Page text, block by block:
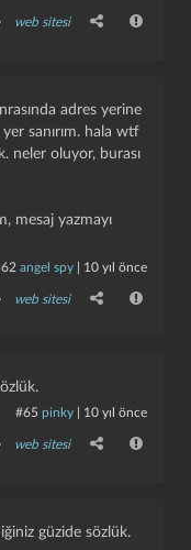
web sitesi
adres yerine
sanırım. hala wtf
neler oluyor, burası
mesaj yazmayı
angel spy 10 yıl önce
web sitesi
#65 pinky 10 yıl önce
web sitesi
güzide sözlük.